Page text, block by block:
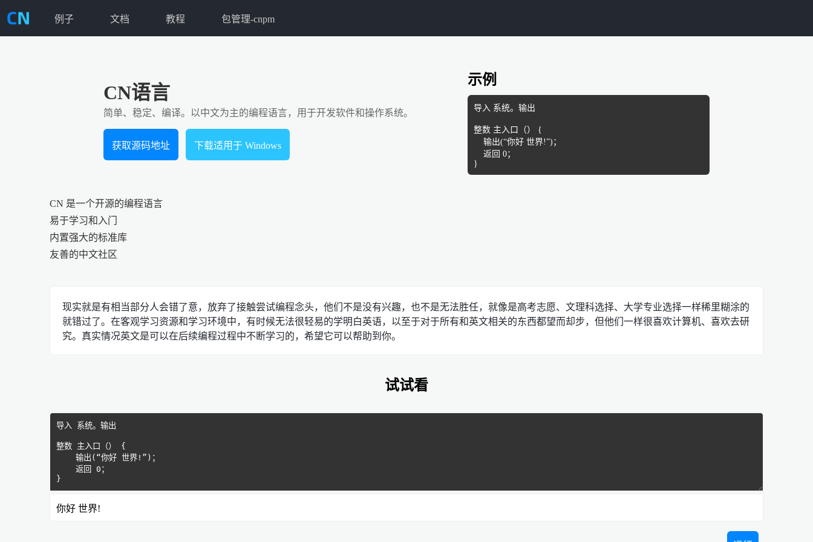
例子 文档 教程 包管理-cnpm
CN语言
简单、稳定、编译。以中文为主的编程语言，用于开发软件和操作系统。
获取源码地址 下载适用于 Windows
示例
导入 系统。输出
整数 主入口（） {
}
CN 是一个开源的编程语言
易于学习和入门
内置强大的标准库
友善的中文社区
现实就是有相当部分人会错了意，放弃了接触尝试编程念头，他们不是没有兴趣，也不是无法胜任，就像是高考志愿、文理科选择、大学专业选择一样稀里糊涂的
就错过了。在客观学习资源和学习环境中，有时候无法很轻易的学明白英语，以至于对于所有和英文相关的东西都望而却步，但他们一样很喜欢计算机、喜欢去研
究。真实情况英文是可以在后续编程过程中不断学习的，希望它可以帮助到你。
试试看
你好 世界!